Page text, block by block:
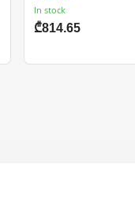
In stock
₾814.65